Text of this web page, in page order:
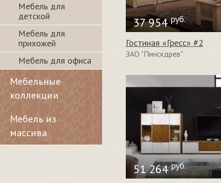
37 954 руб.
Гостиная «Гресс» #2
ЗАО "Пинскдрев"
51 264 руб.
Мебель для
детской
Мебель для
прихожей
Мебель для офиса
Мебельные
коллекции
Мебель из
массива